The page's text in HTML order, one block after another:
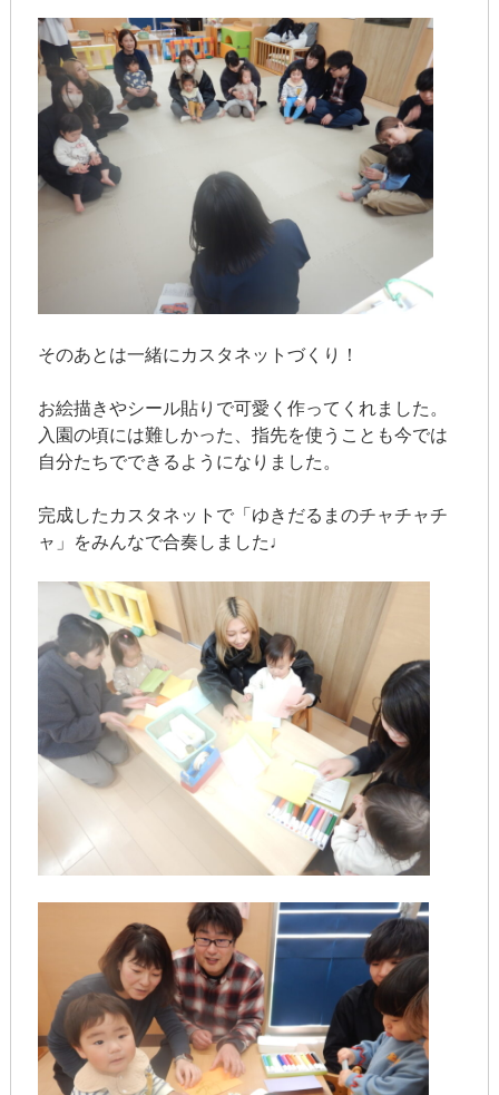
そのあとは一緒にカスタネットづくり！
お絵描きやシール貼りで可愛く作ってくれました。
入園の頃には難しかった、指先を使うことも今では
自分たちでできるようになりました。
完成したカスタネットで「ゆきだるまのチャチャチ
ャ」をみんなで合奏しました♩